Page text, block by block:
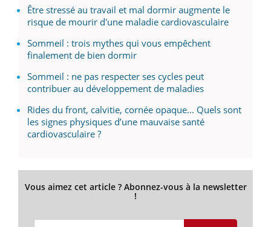
Être stressé au travail et mal dormir augmente le
risque de mourir d'une maladie cardiovasculaire
Sommeil : trois mythes qui vous empêchent
finalement de bien dormir
Sommeil : ne pas respecter ses cycles peut
contribuer au développement de maladies
Rides du front, calvitie, cornée opaque... Quels sont
les signes physiques d’une mauvaise santé
cardiovasculaire ?
Vous aimez cet article ? Abonnez-vous à la newsletter
!